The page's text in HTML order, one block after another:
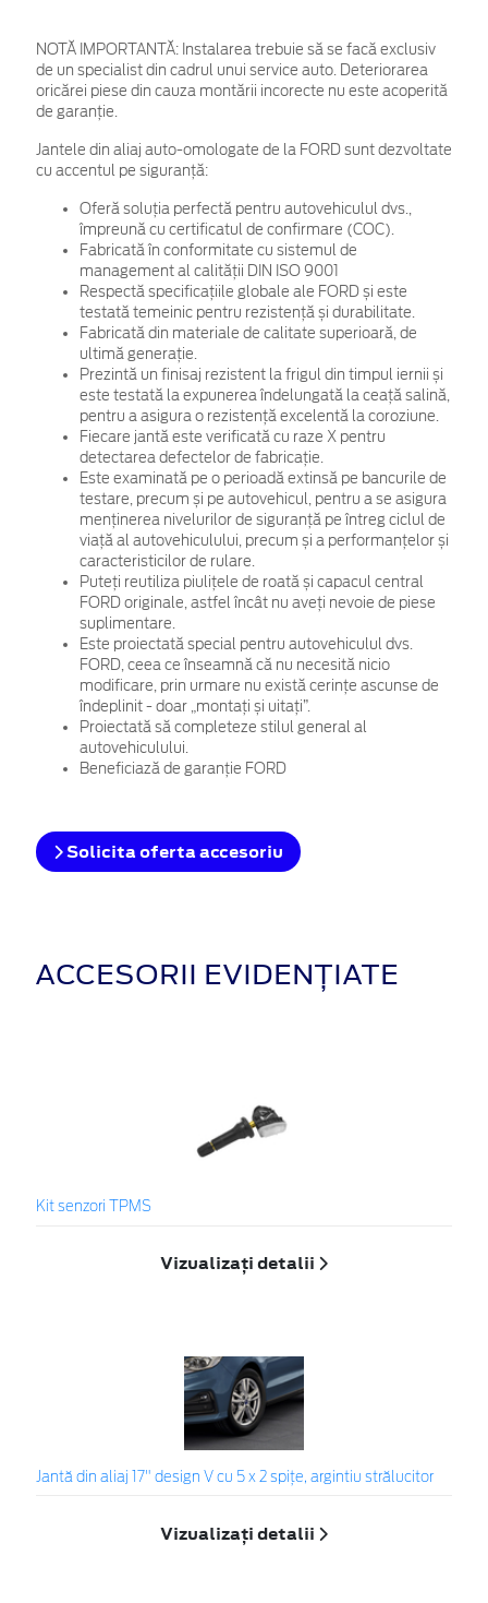
NOTĂ IMPORTANTĂ: Instalarea trebuie să se facă exclusiv
de un specialist din cadrul unui service auto. Deteriorarea
oricărei piese din cauza montării incorecte nu este acoperită
de garanţie.
Jantele din aliaj auto-omologate de la FORD sunt dezvoltate
cu accentul pe siguranță:
Oferă soluția perfectă pentru autovehiculul dvs.,
împreună cu certificatul de confirmare (COC).
Fabricată în conformitate cu sistemul de
management al calității DIN ISO 9001
Respectă specificațiile globale ale FORD și este
testată temeinic pentru rezistență și durabilitate.
Fabricată din materiale de calitate superioară, de
ultimă generație.
Prezintă un finisaj rezistent la frigul din timpul iernii și
este testată la expunerea îndelungată la ceață salină,
pentru a asigura o rezistență excelentă la coroziune.
Fiecare jantă este verificată cu raze X pentru
detectarea defectelor de fabricație.
Este examinată pe o perioadă extinsă pe bancurile de
testare, precum și pe autovehicul, pentru a se asigura
menținerea nivelurilor de siguranță pe întreg ciclul de
viață al autovehiculului, precum și a performanțelor și
caracteristicilor de rulare.
Puteți reutiliza piulițele de roată și capacul central
FORD originale, astfel încât nu aveți nevoie de piese
suplimentare.
Este proiectată special pentru autovehiculul dvs.
FORD, ceea ce înseamnă că nu necesită nicio
modificare, prin urmare nu există cerințe ascunse de
îndeplinit - doar „montați și uitați”.
Proiectată să completeze stilul general al
autovehiculului.
Beneficiază de garanție FORD
Solicita oferta accesoriu
ACCESORII EVIDENȚIATE
Kit senzori TPMS
Vizualizați detalii
Jantă din aliaj 17" design V cu 5 x 2 spiţe, argintiu strălucitor
Vizualizați detalii